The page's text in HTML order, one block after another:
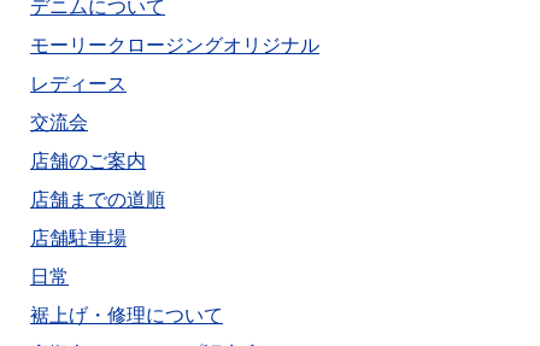
デニムについて
モーリークロージングオリジナル
レディース
交流会
店舗のご案内
店舗までの道順
店舗駐車場
日常
裾上げ・修理について